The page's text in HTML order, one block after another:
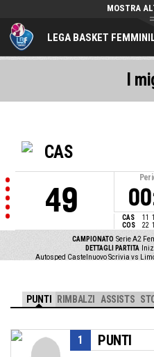
LEGA BASKET
MOSTRA
CAS
49 CAS 11
COS
22
CAMPIONATO Serie A2
DETTAGLI PARTITA
Autosped Castelnuovo Scrivia vs
I
PUNTI RIMBALZI ASSISTS
PUNTI
1